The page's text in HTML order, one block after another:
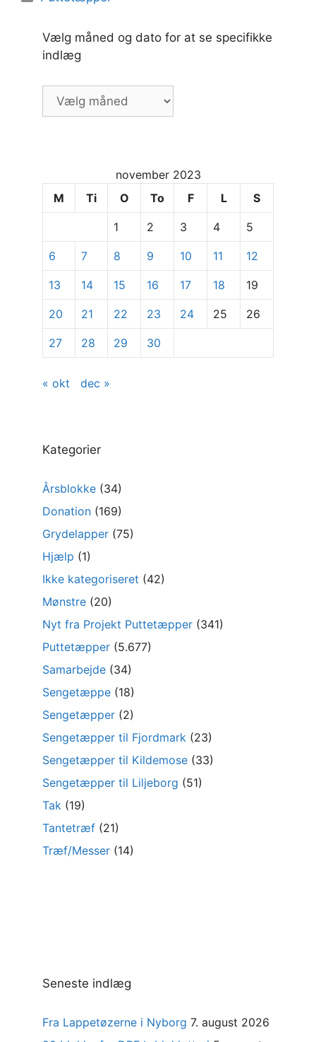
Vælg måned og dato for at se specifikke
indlæg
Vælg
måned
specifikke
november 2023
M
Ti O To F L S
1 2 3 4 5
6 7 8 9 10 11 12
13 14 15 16 17 18 19
20 21 22 23 24 25 26
27 28 29 30
« okt dec »
Kategorier
Årsblokke (34)
Donation (169)
Grydelapper (75)
Hjælp (1)
Ikke kategoriseret (42)
Mønstre (20)
Nyt fra Projekt Puttetæpper (341)
Puttetæpper (5.677)
Samarbejde (34)
Sengetæppe (18)
Sengetæpper (2)
Sengetæpper til Fjordmark (23)
Sengetæpper til Kildemose (33)
Sengetæpper til Liljeborg (51)
Tak (19)
Tantetræf (21)
Træf/Messer (14)
Seneste indlæg
Fra Lappetøzerne i Nyborg 7. august 2026